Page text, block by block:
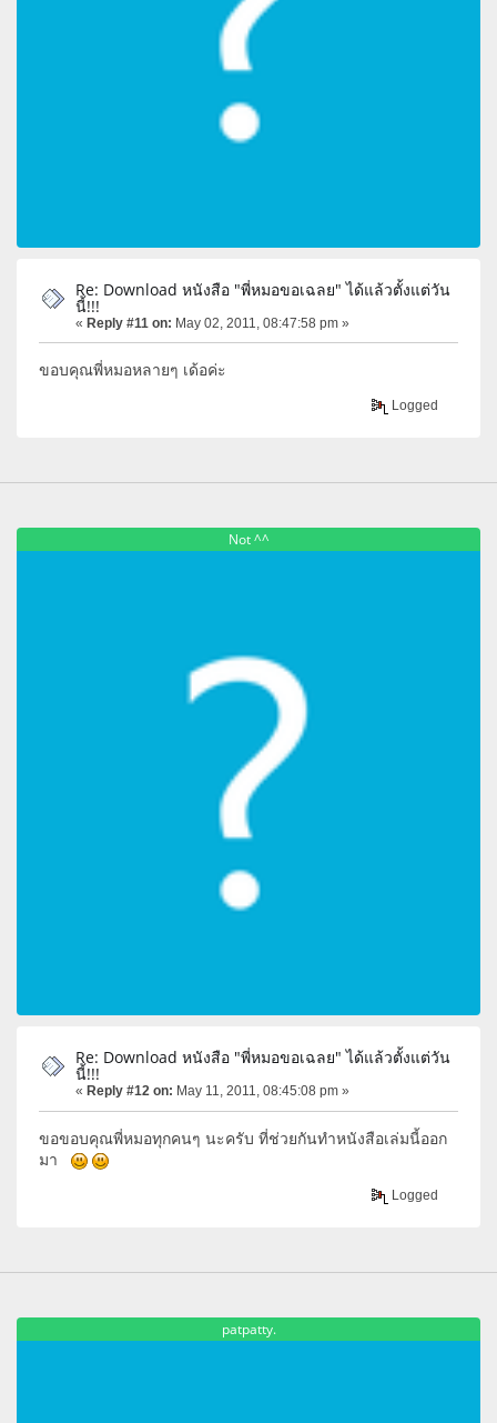
Re: Download หนังสือ "พี่หมอขอเฉลย" ได้แล้วตั้งแต่วัน
นี้!!!
« Reply #11 on: May 02, 2011, 08:47:58 pm »
ขอบคุณพี่หมอหลายๆ เด้อค่ะ
Logged
Not ^^
Re: Download หนังสือ "พี่หมอขอเฉลย" ได้แล้วตั้งแต่วัน
นี้!!!
« Reply #12 on: May 11, 2011, 08:45:08 pm »
ขอขอบคุณพี่หมอทุกคนๆ นะครับ ที่ช่วยกันทำหนังสือเล่มนี้ออก
มา
Logged
patpatty.